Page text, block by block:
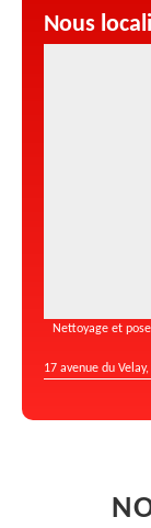
Nous
Nettoyage et
17 avenue du